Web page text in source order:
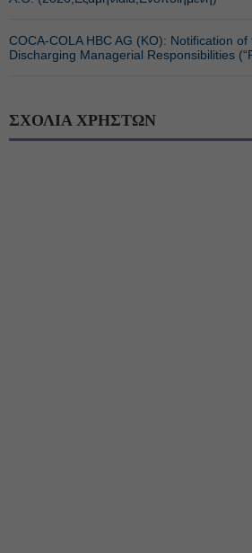
COCA-COLA HBC AG (ΚΟ): Notification
Discharging Managerial Responsibilities
ΣΧΟΛΙΑ ΧΡΗΣΤΩΝ